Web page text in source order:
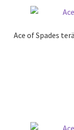
Ace of Spades